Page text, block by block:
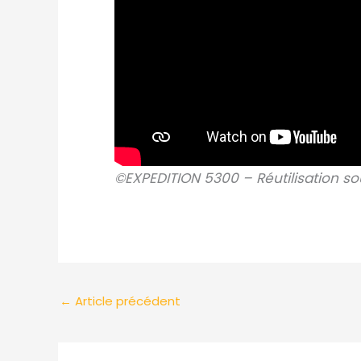
©EXPEDITION 5300 – Réutilisation
← Article précédent